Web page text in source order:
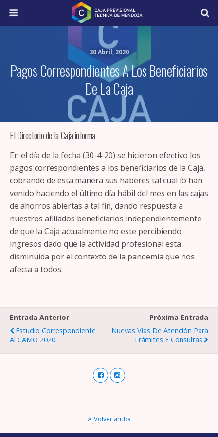
30 Abril, 2020
Pagos Correspondientes A Los Beneficiarios
De La Caja
El Directorio de la Caja informa
En el día de la fecha (30-4-20) se hicieron efectivo los
pagos correspondientes a los beneficiarios de la Caja,
cobrando de esta manera sus haberes tal cual lo han
venido haciendo el último día hábil del mes en las cajas
de ahorros abiertas a tal fin, dando respuesta a
nuestros afiliados beneficiarios independientemente
de que la Caja actualmente no este percibiendo
ingresos dado que la actividad profesional esta
disminuida por el contexto de la pandemia que nos
afecta a todos.
Entrada Anterior
Estudio Correspondiente
Al CAMO 2020
Próxima Entrada
Nuevas Vías De Atención Para
Trámites Y Consultas
Volver arriba